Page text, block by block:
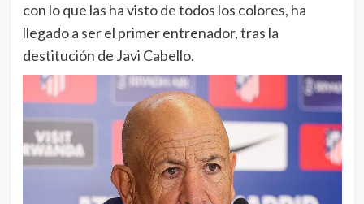
con lo que las ha visto de todos los colores, ha
llegado a ser el primer entrenador, tras la
destitución de Javi Cabello.